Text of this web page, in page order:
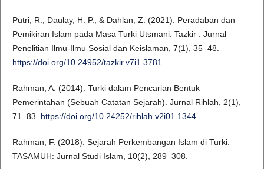
Putri, R., Daulay, H. P., & Dahlan, Z. (2021). Peradaban dan
Pemikiran Islam pada Masa Turki Utsmani. Tazkir : Jurnal
Penelitian Ilmu-Ilmu Sosial dan Keislaman, 7(1), 35–48.
https://doi.org/10.24952/tazkir.v7i1.3781
Rahman, A. (2014). Turki dalam Pencarian Bentuk
Pemerintahan (Sebuah Catatan Sejarah). Jurnal Rihlah, 2(1),
71–83. https://doi.org/10.24252/rihlah.v2i01.1344.
Rahman, F. (2018). Sejarah Perkembangan Islam di Turki.
TASAMUH: Jurnal Studi Islam, 10(2), 289–308.